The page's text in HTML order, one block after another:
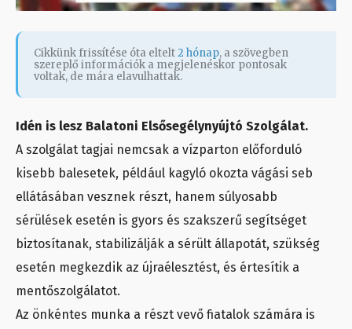
Cikkünk frissítése óta eltelt2 hónap, a szövegben
szereplő információk a megjelenéskor pontosak
voltak, de mára elavulhattak.
Idén is lesz Balatoni Elsősegélynyújtó Szolgálat.
A szolgálat tagjai nemcsak a vízparton előforduló
kisebb balesetek, például kagyló okozta vágási seb
ellátásában vesznek részt, hanem súlyosabb
sérülések esetén is gyors és szakszerű segítséget
biztosítanak, stabilizálják a sérült állapotát, szükség
esetén megkezdik az újraélesztést, és értesítik a
mentőszolgálatot.
Az önkéntes munka a részt vevő fiatalok számára is